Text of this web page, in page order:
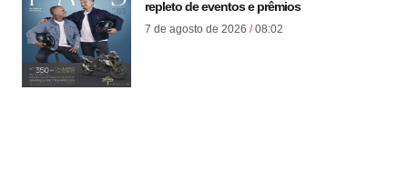
repleto de eventos e prêmios
7 de agosto de 2026 08:02